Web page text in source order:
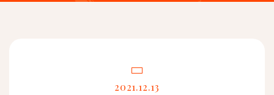
2021.12.13